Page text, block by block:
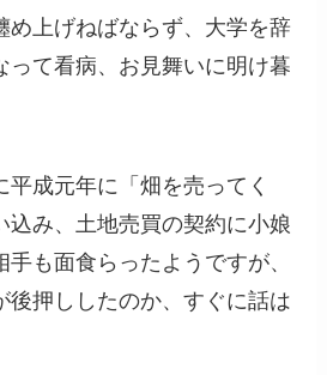
め上げねばならず、大学を辞
って看病、お見舞いに明け暮
平成元年に「畑を売ってく
込み、土地売買の契約に小娘
も面食らったようですが、
後押ししたのか、すぐに話は